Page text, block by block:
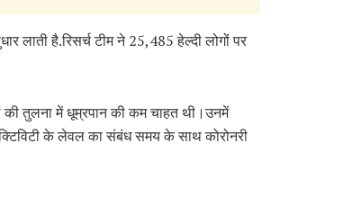
है.रिसर्च टीम ने 25,485 हेल्दी लोगों पर
की तुलना में धूम्रपान की कम चाहत थी।उनमें
के लेवल का संबंध समय के साथ कोरोनरी